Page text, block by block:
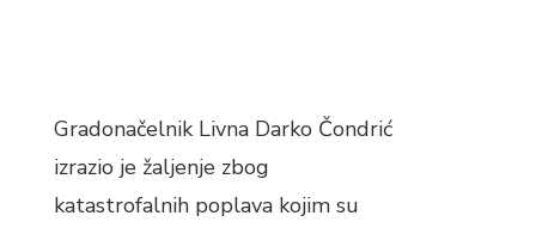
Gradonačelnik Livna Darko Čondrić
izrazio je žaljenje zbog
katastrofalnih poplava kojim su